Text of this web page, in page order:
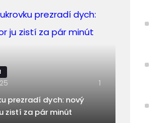
1
prezradí dych: nový
zistí za pár minút